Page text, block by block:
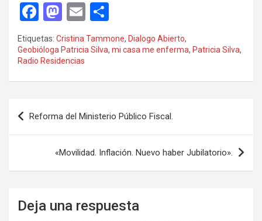
F
a
ce
b
o
k
M
a
st
o
d
n
E
m
ail m
ar
Etiquetas: Cristina Tammone, Dialogo Abierto,
Geobióloga Patricia Silva, mi casa me enferma, Patricia Silva,
Radio Residencias
Navegación
de
entradas
Reforma del Ministerio Público Fiscal.
«Movilidad. Inflación. Nuevo haber Jubilatorio».
Deja una respuesta